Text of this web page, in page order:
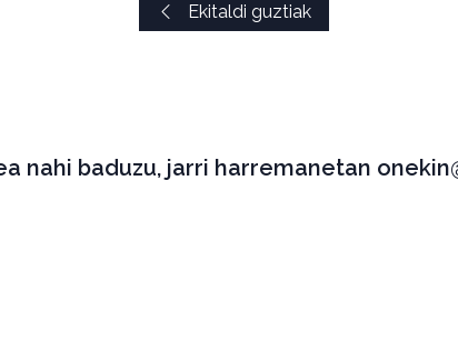
Ekitaldi guztiak
nahi baduzu, jarri harremanetan